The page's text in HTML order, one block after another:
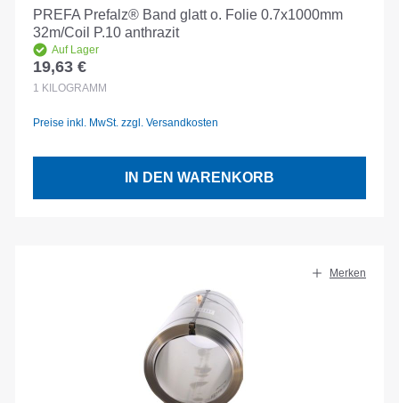
PREFA Prefalz® Band glatt o. Folie 0.7x1000mm
32m/Coil P.10 anthrazit
Auf Lager
Regulärer Preis:
19,63 €
1 KILOGRAMM
Preise inkl. MwSt. zzgl. Versandkosten
IN DEN WARENKORB
Merken